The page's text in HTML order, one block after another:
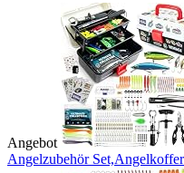
Angebot
Angelzubehör